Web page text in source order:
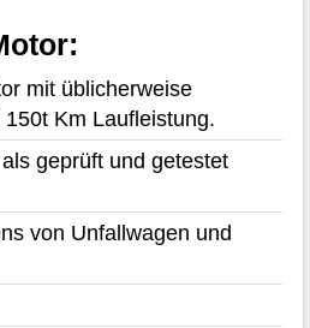
mit üblicherweise
Km Laufleistung.
geprüft und getestet
von Unfallwagen und